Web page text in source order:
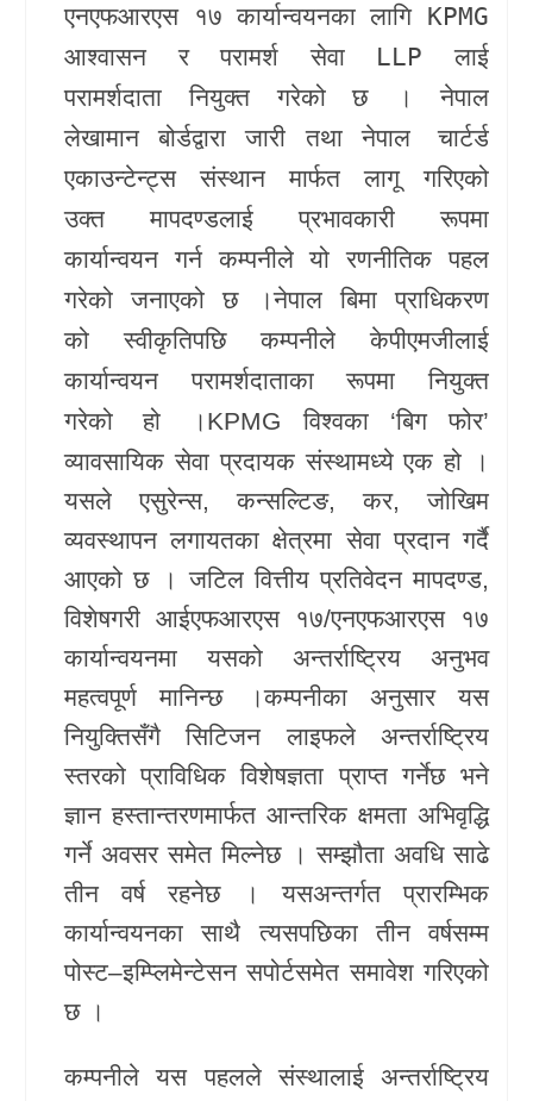
खेलकुद
Unicode
एनएफआरएस १७ कार्यान्वयनका लागि KPMG
आश्वासन र परामर्श सेवा LLPलाई
परामर्शदाता नियुक्त गरेको छ ।नेपाल
लेखामान बोर्डद्वारा जारी तथानेपाल चार्टर्ड
एकाउन्टेन्ट्स संस्थानमार्फत लागू गरिएको
उक्त मापदण्डलाई प्रभावकारी रूपमा
कार्यान्वयन गर्न कम्पनीले यो रणनीतिक पहल
गरेको जनाएको छ ।नेपाल बिमा प्राधिकरण
को स्वीकृतिपछि कम्पनीले केपीएमजीलाई
कार्यान्वयन परामर्शदाताका रूपमा नियुक्त
गरेको हो । KPMG विश्वका ‘बिग फोर’
व्यावसायिक सेवा प्रदायक संस्थामध्ये एक हो ।
यसले एसुरेन्स, कन्सल्टिङ, कर, जोखिम
व्यवस्थापन लगायतका क्षेत्रमा सेवा प्रदान गर्दै
आएको छ । जटिल वित्तीय प्रतिवेदन मापदण्ड,
विशेषगरी आईएफआरएस १७/एनएफआरएस १७
कार्यान्वयनमा यसको अन्तर्राष्ट्रिय अनुभव
महत्वपूर्ण मानिन्छ ।कम्पनीका अनुसार यस
नियुक्तिसँगै सिटिजन लाइफले अन्तर्राष्ट्रिय
स्तरको प्राविधिक विशेषज्ञता प्राप्त गर्नेछ भने
ज्ञान हस्तान्तरणमार्फत आन्तरिक क्षमता अभिवृद्धि
गर्ने अवसर समेत मिल्नेछ । सम्झौता अवधि साढे
तीन वर्ष रहनेछ । यसअन्तर्गत प्रारम्भिक
कार्यान्वयनका साथै त्यसपछिका तीन वर्षसम्म
पोस्ट–इम्प्लिमेन्टेसन सपोर्टसमेत समावेश गरिएको
छ ।
कम्पनीले यस पहलले संस्थालाई अन्तर्राष्ट्रिय